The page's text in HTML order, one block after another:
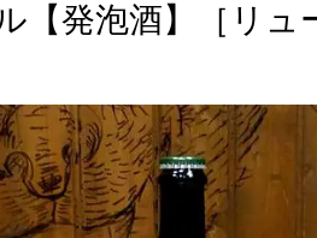
【発泡酒】［リュ